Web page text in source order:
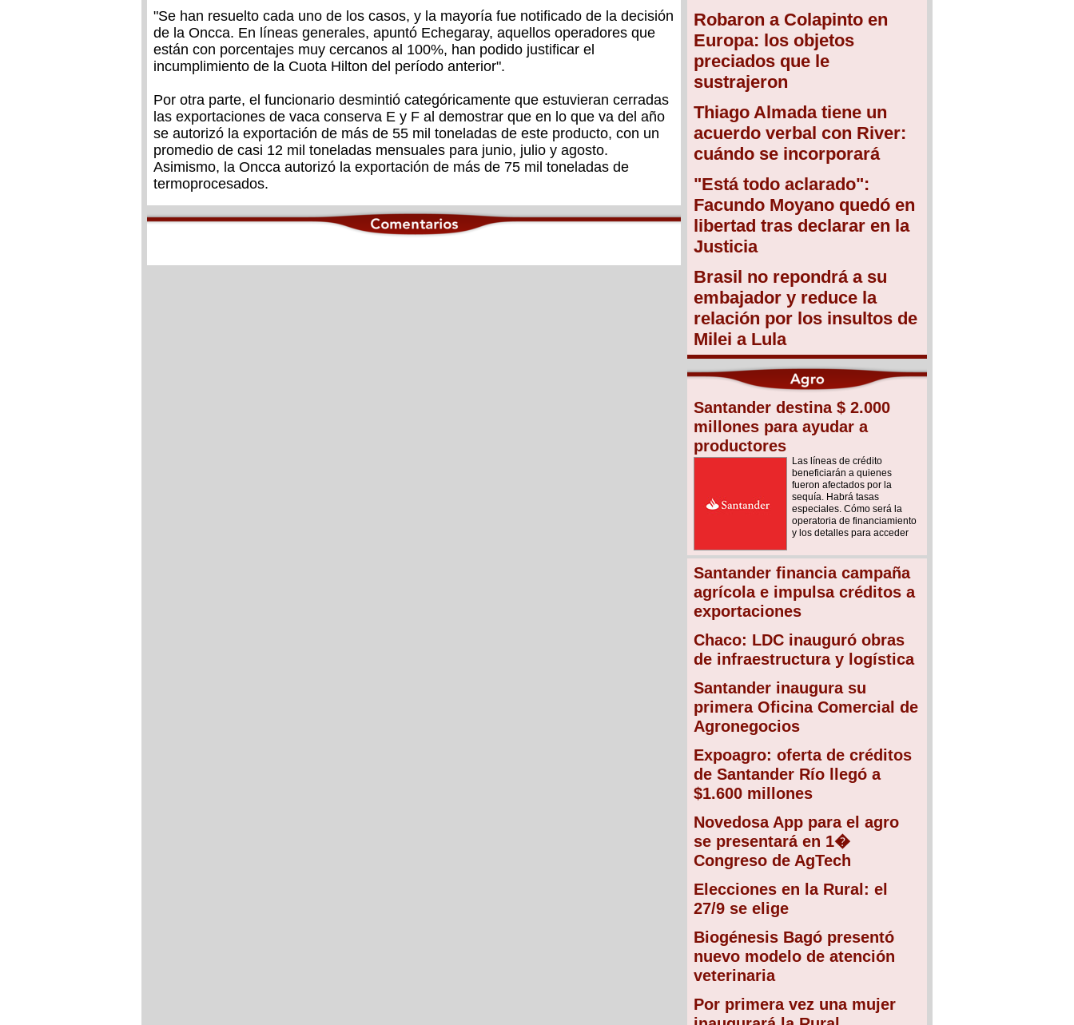
Robaron a Colapinto en
Europa: los objetos
preciados que le
sustrajeron
Thiago Almada tiene un
acuerdo verbal con River:
cuándo se incorporará
"Está todo aclarado":
Facundo Moyano quedó en
libertad tras declarar en la
Justicia
Brasil no repondrá a su
embajador y reduce la
relación por los insultos de
Milei a Lula
Santander destina $ 2.000
millones para ayudar a
productores
Las líneas de crédito
beneficiarán a quienes
fueron afectados por la
sequía. Habrá tasas
especiales. Cómo será la
operatoria de financiamiento
y los detalles para acceder
Santander financia campaña
agrícola e impulsa créditos a
exportaciones
Chaco: LDC inauguró obras
de infraestructura y logística
Santander inaugura su
primera Oficina Comercial de
Agronegocios
Expoagro: oferta de créditos
de Santander Río llegó a
$1.600 millones
Novedosa App para el agro
se presentará en 1�
Congreso de AgTech
Elecciones en la Rural: el
27/9 se elige
Biogénesis Bagó presentó
nuevo modelo de atención
veterinaria
Por primera vez una mujer
"Se han resuelto cada uno de los casos, y la mayoría fue notificado de la decisión
de la Oncca. En líneas generales, apuntó Echegaray, aquellos operadores que
están con porcentajes muy cercanos al 100%, han podido justificar el
incumplimiento de la Cuota Hilton del período anterior".
Por otra parte, el funcionario desmintió categóricamente que estuvieran cerradas
las exportaciones de vaca conserva E y F al demostrar que en lo que va del año
se autorizó la exportación de más de 55 mil toneladas de este producto, con un
promedio de casi 12 mil toneladas mensuales para junio, julio y agosto.
Asimismo, la Oncca autorizó la exportación de más de 75 mil toneladas de
termoprocesados.